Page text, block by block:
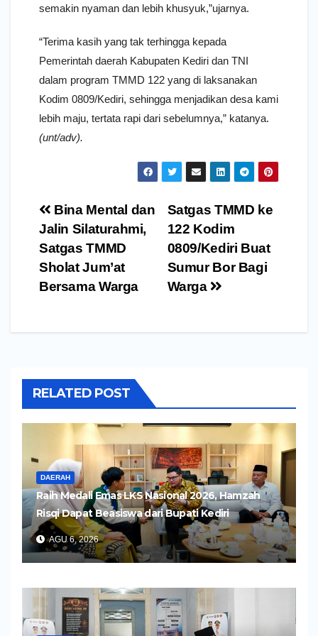
semakin nyaman dan lebih khusyuk,”ujarnya.
“Terima kasih yang tak terhingga kepada
Pemerintah daerah Kabupaten Kediri dan TNI
dalam program TMMD 122 yang di laksanakan
Kodim 0809/Kediri, sehingga menjadikan desa kami
lebih maju, tertata rapi dari sebelumnya,” katanya.
(unt/adv).
Navigasi
pos
Satgas TMMD ke
122 Kodim
0809/Kediri Buat
Sumur Bor Bagi
Warga
Bina Mental dan
Jalin Silaturahmi,
Satgas TMMD
Sholat Jum’at
Bersama Warga
RELATED POST
DAERAH
Raih Medali Emas LKS Nasional 2026, Hamzah
Risqi Dapat Beasiswa dari Bupati Kediri
AGU 6, 2026